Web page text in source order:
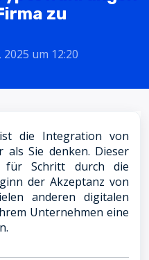
zu
um 12:20
ist die Integration von
als Sie denken. Dieser
Schritt durch die
der Akzeptanz von
anderen digitalen
Unternehmen eine